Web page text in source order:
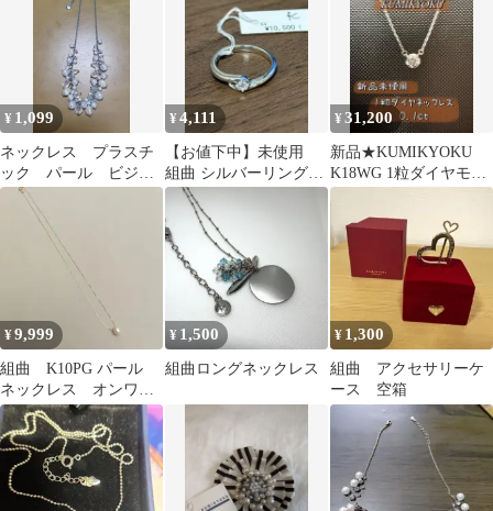
¥ 1,099
ネックレス プラスチ
ック パール ビジュ
ー ボリューム シル
バー系 結婚式
¥4,111
【お値下中】未使用
組曲 シルバーリング
11号
¥31,200
新品★KUMIKYOKU
K18WG 1粒ダイヤモン
ドネックレス 0.1ct
¥9,999
組曲 K10PG パール
ネックレス オンワー
ド
¥ 1,500
組曲ロングネックレス
¥ 1,300
組曲 アクセサリーケ
ース 空箱